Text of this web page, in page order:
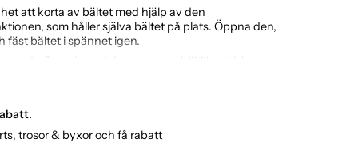
att korta av bältet med hjälp av den
som håller själva bältet på plats. Öppna den,
fäst bältet i spännet igen.
med, så att du undviker att extra bältlängd hänger ut,
hällan i byxorna.
själv
trosor & byxor och få rabatt